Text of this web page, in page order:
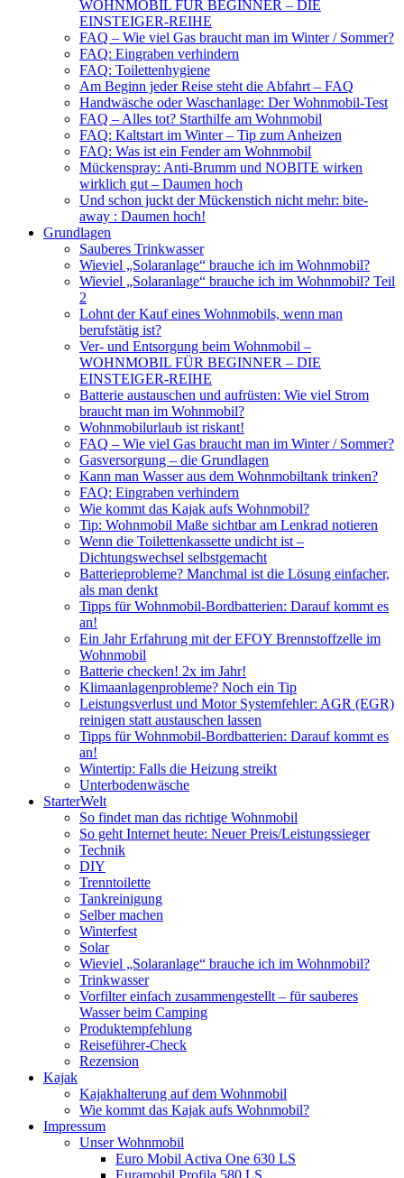
WOHNMOBIL FÜR BEGINNER – DIE
EINSTEIGER-REIHE
FAQ – Wie viel Gas braucht man im Winter / Sommer?
FAQ: Eingraben verhindern
FAQ: Toilettenhygiene
Am Beginn jeder Reise steht die Abfahrt – FAQ
Handwäsche oder Waschanlage: Der Wohnmobil-Test
FAQ – Alles tot? Starthilfe am Wohnmobil
FAQ: Kaltstart im Winter – Tip zum Anheizen
FAQ: Was ist ein Fender am Wohnmobil
Mückenspray: Anti-Brumm und NOBITE wirken
wirklich gut – Daumen hoch
Und schon juckt der Mückenstich nicht mehr: bite-
away : Daumen hoch!
Grundlagen
Sauberes Trinkwasser
Wieviel „Solaranlage“ brauche ich im Wohnmobil?
Wieviel „Solaranlage“ brauche ich im Wohnmobil? Teil
2
Lohnt der Kauf eines Wohnmobils, wenn man
berufstätig ist?
Ver- und Entsorgung beim Wohnmobil –
WOHNMOBIL FÜR BEGINNER – DIE
EINSTEIGER-REIHE
Batterie austauschen und aufrüsten: Wie viel Strom
braucht man im Wohnmobil?
Wohnmobilurlaub ist riskant!
FAQ – Wie viel Gas braucht man im Winter / Sommer?
Gasversorgung – die Grundlagen
Kann man Wasser aus dem Wohnmobiltank trinken?
FAQ: Eingraben verhindern
Wie kommt das Kajak aufs Wohnmobil?
Tip: Wohnmobil Maße sichtbar am Lenkrad notieren
Wenn die Toilettenkassette undicht ist –
Dichtungswechsel selbstgemacht
Batterieprobleme? Manchmal ist die Lösung einfacher,
als man denkt
Tipps für Wohnmobil-Bordbatterien: Darauf kommt es
an!
Ein Jahr Erfahrung mit der EFOY Brennstoffzelle im
Wohnmobil
Batterie checken! 2x im Jahr!
Klimaanlagenprobleme? Noch ein Tip
Leistungsverlust und Motor Systemfehler: AGR (EGR)
reinigen statt austauschen lassen
Tipps für Wohnmobil-Bordbatterien: Darauf kommt es
an!
Wintertip: Falls die Heizung streikt
Unterbodenwäsche
StarterWelt
So findet man das richtige Wohnmobil
So geht Internet heute: Neuer Preis/Leistungssieger
Technik
DIY
Trenntoilette
Tankreinigung
Selber machen
Winterfest
Solar
Wieviel „Solaranlage“ brauche ich im Wohnmobil?
Trinkwasser
Vorfilter einfach zusammengestellt – für sauberes
Wasser beim Camping
Produktempfehlung
Reiseführer-Check
Rezension
Kajak
Kajakhalterung auf dem Wohnmobil
Wie kommt das Kajak aufs Wohnmobil?
Impressum
Unser Wohnmobil
Euro Mobil Activa One 630 LS